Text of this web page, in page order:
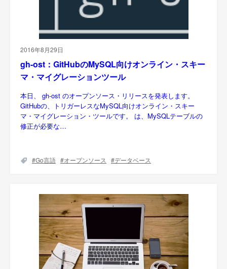
2016年8月29日
gh-ost：GitHubのMySQL向けオンライン・スキー
マ・マイグレーションツール
本日、 gh-ost のオープンソース・リリースを発表します。
GitHubの、トリガーレスなMySQL向けオンライン・スキー
マ・マイグレーション・ツールです。 は、MySQLテーブルの
修正が必要な…
Go言語 オープンソース データベース